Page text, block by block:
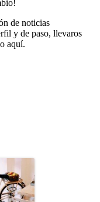
de noticias
y de paso, llevaros
aquí.